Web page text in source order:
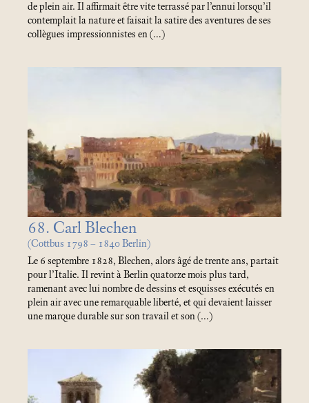
de plein air. Il affirmait être vite terrassé par l’ennui lorsqu’il
contemplait la nature et faisait la satire des aventures de ses
collègues impressionnistes en (…)
68. Carl Blechen
(Cottbus 1798 – 1840 Berlin)
Le 6 septembre 1828, Blechen, alors âgé de trente ans, partait
pour l’Italie. Il revint à Berlin quatorze mois plus tard,
ramenant avec lui nombre de dessins et esquisses exécutés en
plein air avec une remarquable liberté, et qui devaient laisser
une marque durable sur son travail et son (…)